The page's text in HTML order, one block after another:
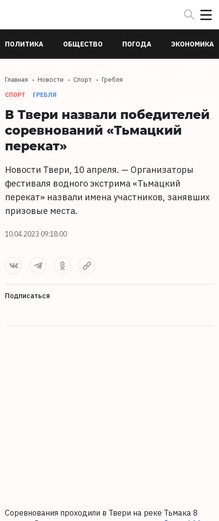
ПОЛИТИКА ОБЩЕСТВО ПОГОДА ЭКОНОМИКА
Главная Новости Спорт Гребля
СПОРТ ГРЕБЛЯ
В Твери назвали победителей
соревнований «Тьмацкий
перекат»
Новости Твери, 10 апреля. — Организаторы
фестиваля водного экстрима «Тьмацкий
перекат» назвали имена участников, занявших
призовые места.
10.04.2023 09:18:00
Подписаться
Соревнования проходили в Твери на реке Тьмака 8